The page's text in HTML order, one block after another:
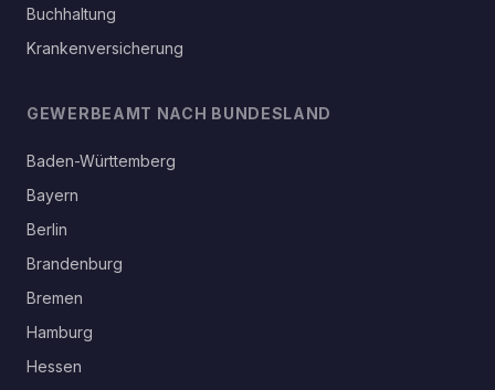
Buchhaltung
Krankenversicherung
GEWERBEAMT NACH BUNDESLAND
Baden-Württemberg
Bayern
Berlin
Brandenburg
Bremen
Hamburg
Hessen